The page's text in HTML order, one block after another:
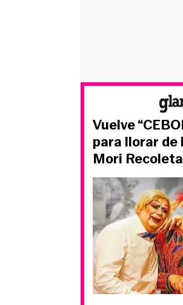
Vuelve
para llorar de
Mori Recoleta